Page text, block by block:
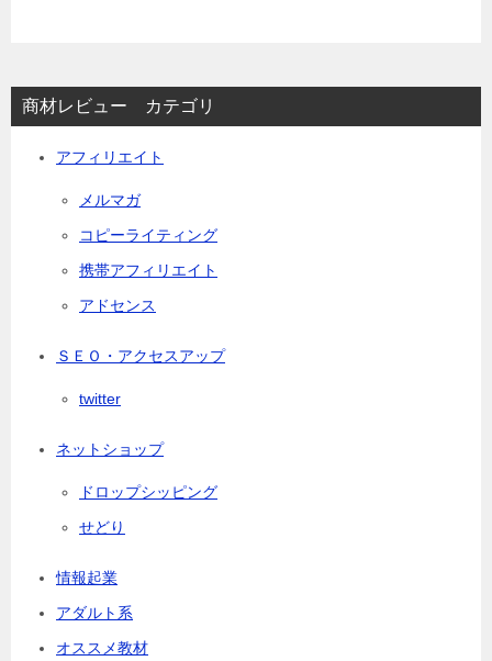
商材レビュー カテゴリ
アフィリエイト
メルマガ
コピーライティング
携帯アフィリエイト
アドセンス
ＳＥＯ・アクセスアップ
twitter
ネットショップ
ドロップシッピング
せどり
情報起業
アダルト系
オススメ教材